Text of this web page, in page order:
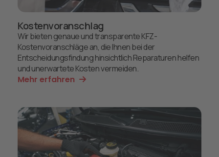
Kostenvoranschlag
Wir bieten genaue und transparente KFZ-
Kostenvoranschläge an, die Ihnen bei der
Entscheidungsfindung hinsichtlich Reparaturen helfen
und unerwartete Kosten vermeiden.
Mehr erfahren 